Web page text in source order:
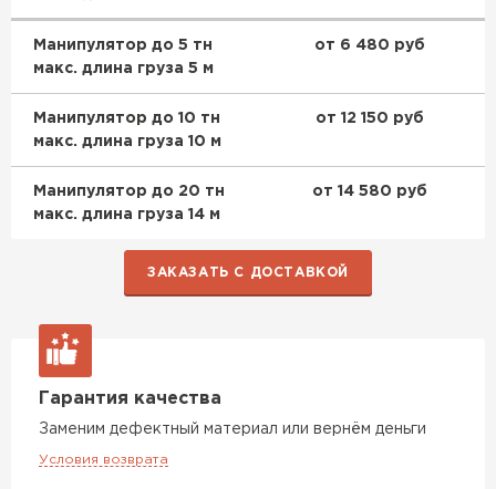
Манипулятор до 5 тн
макс. длина груза 5 м
от 6 480 руб
Манипулятор до 10 тн
макс. длина груза 10 м
от 12 150 руб
Манипулятор до 20 тн
макс. длина груза 14 м
от 14 580 руб
ЗАКАЗАТЬ С ДОСТАВКОЙ
Гарантия качества
Заменим дефектный материал или вернём деньги
Условия возврата
Утеплитель Isoroc
ПЕРЕЙТИ
Утеплитель Isover
Утеплитель Penoplex